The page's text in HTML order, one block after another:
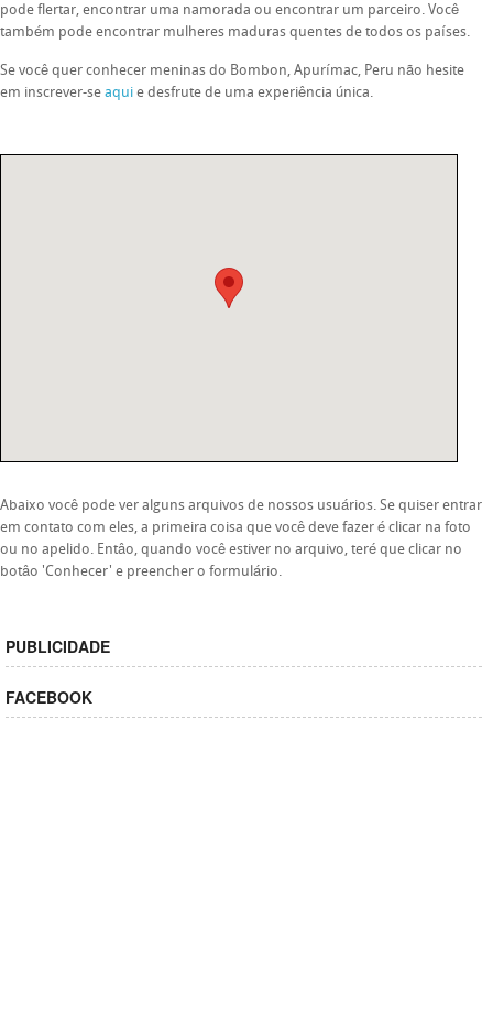
pode flertar, encontrar uma namorada ou encontrar um parceiro. Você
também pode encontrar mulheres maduras quentes de todos os países.
Se você quer conhecer meninas do Bombon, Apurímac, Peru não hesite
em inscrever-se aqui e desfrute de uma experiência única.
Abaixo você pode ver alguns arquivos de nossos usuários. Se quiser entrar
em contato com eles, a primeira coisa que você deve fazer é clicar na foto
ou no apelido. Entâo, quando você estiver no arquivo, teré que clicar no
botâo 'Conhecer' e preencher o formulário.
PUBLICIDADE
FACEBOOK